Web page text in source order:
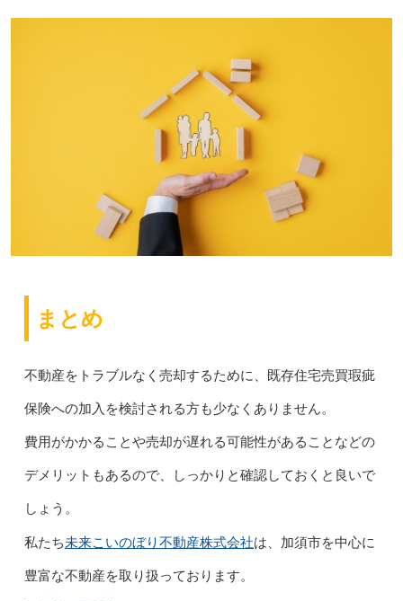
まとめ
不動産をトラブルなく売却するために、既存住宅売買瑕疵
保険への加入を検討される方も少なくありません。
費用がかかることや売却が遅れる可能性があることなどの
デメリットもあるので、しっかりと確認しておくと良いで
しょう。
私たち未来こいのぼり不動産株式会社は、加須市を中心に
豊富な不動産を取り扱っております。